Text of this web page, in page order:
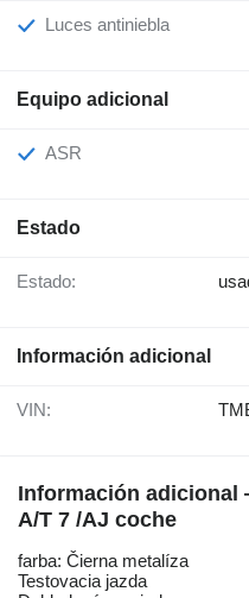
Luces antiniebla
Equipo adicional
ASR
Estado
Estado:
Información adicional
VIN:
Información
A/T 7 /AJ coche
farba: Čierna metalíza
Testovacia jazda